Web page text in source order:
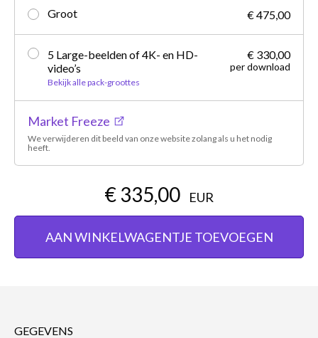
Groot € 475,00
5 Large-beelden of 4K- en HD-
video’s
Bekijk alle pack-groottes
€ 330,00
per download
Market Freeze
We verwijderen dit beeld van onze website zolang als u het nodig
heeft.
€ 335,00 EUR
AAN WINKELWAGENTJE TOEVOEGEN
GEGEVENS